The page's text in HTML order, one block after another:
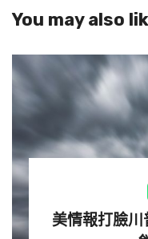
You may also
美情報打臉